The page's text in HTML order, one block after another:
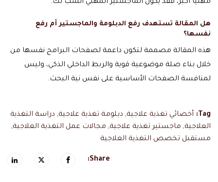
مهنيًا أكبر، فقد يكون الماجستير المهني أنسب لك.
هل المقالة تستهدف رفع الدبلومة والماجستير أم رفع
نفسها؟
هذه المقالة مصممة لتكون داعمة لصفحات البرامج نفسها من
خلال بناء صلة موضوعية قوية والربط الداخلي الذكي، وليس
لمنافسة الصفحات الأساسية على نفس نية البحث.
Tag: أخصائي تغذية علاجية, دبلومة تغذية علاجية, دراسة التغذية
العلاجية, ماجستير تغذية علاجية, مجالات عمل التغذية العلاجية,
مستقبل تخصص التغذية العلاجية
Share: